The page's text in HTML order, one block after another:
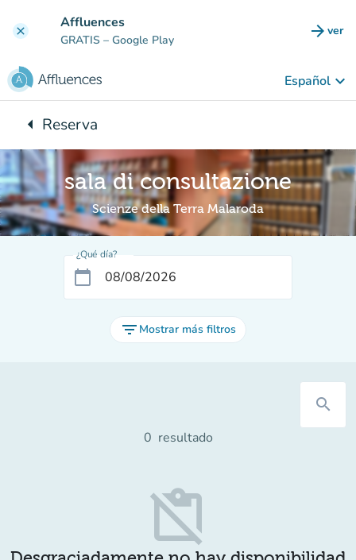
clear Affluences
GRATIS – Google Play arrow_forward ver
Español keyboard_arrow_down
arrow_leftVuelta:
Reserva
sala di consultazione
Scienze della Terra Malaroda
¿Qué día?
calendar_today
filter_list Mostrar más filtros
search
0 resultado
content_paste_off